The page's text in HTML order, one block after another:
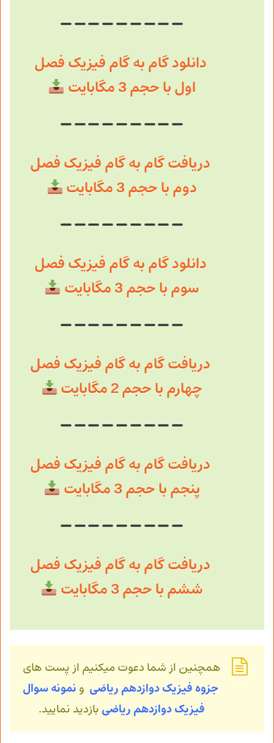
دانلود گام به گام فیزیک فصل
اول با حجم 3 مگابایت
دریافت گام به گام فیزیک فصل
دوم با حجم 3 مگابایت
دانلود گام به گام فیزیک فصل
سوم با حجم 3 مگابایت
دریافت گام به گام فیزیک فصل
چهارم با حجم 2 مگابایت
دریافت گام به گام فیزیک فصل
پنجم با حجم 3 مگابایت
دریافت گام به گام فیزیک فصل
ششم با حجم 3 مگابایت
همچنین از شما دعوت میکنیم از پست های
جزوه فیزیک دوازدهم ریاضی و نمونه سوال
فیزیکدوازدهم ریاضی بازدید نمایید.